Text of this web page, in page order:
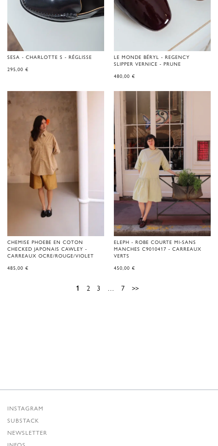
SESA - CHARLOTTE S - RÉGLISSE
295,00 €
LE MONDE BÉRYL - REGENCY
SLIPPER VERNICE - PRUNE
480,00 €
CHEMISE PHOEBE EN COTON
CHECKED JAPONAIS CAWLEY -
CARREAUX OCRE/ROUGE/VIOLET
485,00 €
ELEPH - ROBE COURTE MI-SANS
MANCHES C9010417 - CARREAUX
VERTS
450,00 €
1 2 3 … 7 >>
INSTAGRAM
SUBSTACK
NEWSLETTER